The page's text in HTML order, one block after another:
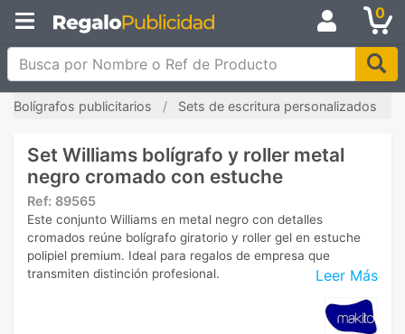
0
Busca por Nombre o Ref de Producto
Bolígrafos publicitarios Sets de escritura personalizados
Set Williams bolígrafo y roller metal
negro cromado con estuche
Ref: 89565
Leer Más
Este conjunto Williams en metal negro con detalles
cromados reúne bolígrafo giratorio y roller gel en estuche
polipiel premium. Ideal para regalos de empresa que
transmiten distinción profesional.